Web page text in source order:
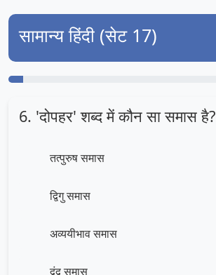
सामान्य हिंदी (सेट 17)
6. 'दोपहर' शब्द में कौन सा समास है?
तत्पुरुष समास
द्विगु समास
अव्ययीभाव समास
द्वंद्व समास